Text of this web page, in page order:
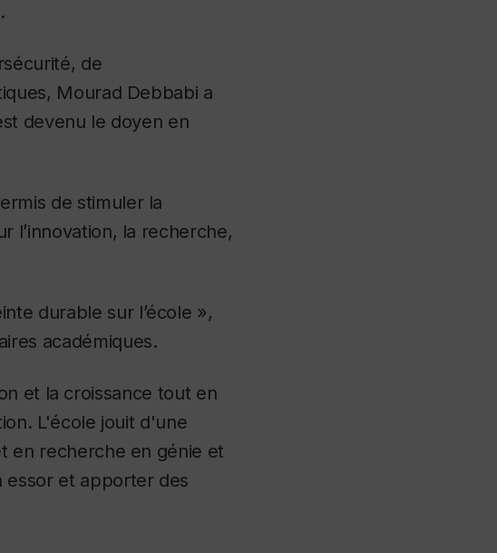
de
Mourad Debbabi a
devenu le doyen en
de stimuler la
l’innovation, la recherche,
durable sur l’école »,
académiques.
et la croissance tout en
L'école jouit d'une
en recherche en génie et
essor et apporter des